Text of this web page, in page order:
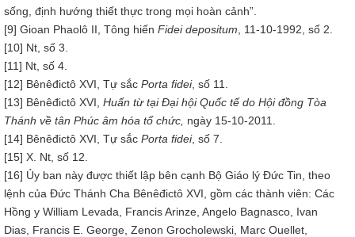
sống, định hướng thiết thực trong mọi hoàn cảnh”.
[9] Gioan Phaolô II, Tông hiến Fidei depositum , 11-10-1992, số 2.
[10] Nt, số 3.
[11] Nt, số 4.
[12] Bênêđictô XVI, Tự sắc Porta fidei, số 11.
[13] Bênêđictô XVI, Huấn từ tạiĐại hội Quốc tế do Hội đồng Tòa
Thánh về tân Phúc âm hóa tổ chức ngày 15-10-2011.
[14] Bênêđictô XVI, Tự sắc Porta fidei, số 7.
[15] X. Nt, số 12.
[16] Ủy ban này được thiết lập bên cạnh Bộ Giáo lý Đức Tin, theo
lệnh của Đức Thánh Cha Bênêđictô XVI, gồm các thành viên: Các
Hồng y William Levada, Francis Arinze, Angelo Bagnasco, Ivan
Dias, Francis E. George, Zenon Grocholewski, Marc Ouellet,